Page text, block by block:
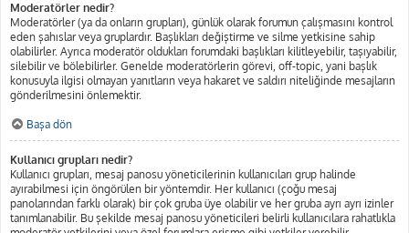
Moderatörler nedir?
Moderatörler (ya da onların grupları), günlük olarak forumun çalışmasını kontrol
eden şahıslar veya gruplardır. Başlıkları değiştirme ve silme yetkisine sahip
olabilirler. Ayrıca moderatör oldukları forumdaki başlıkları kilitleyebilir, taşıyabilir,
silebilir ve bölebilirler. Genelde moderatörlerin görevi, off-topic, yani başlık
konusuyla ilgisi olmayan yanıtların veya hakaret ve saldırı niteliğinde mesajların
gönderilmesini önlemektir.
Başa dön
Kullanıcı grupları nedir?
Kullanıcı grupları, mesaj panosu yöneticilerinin kullanıcıları grup halinde
ayırabilmesi için öngörülen bir yöntemdir. Her kullanıcı (çoğu mesaj
panolarından farklı olarak) bir çok gruba üye olabilir ve her gruba ayrı ayrı izinler
tanımlanabilir. Bu şekilde mesaj panosu yöneticileri belirli kullanıcılara rahatlıkla